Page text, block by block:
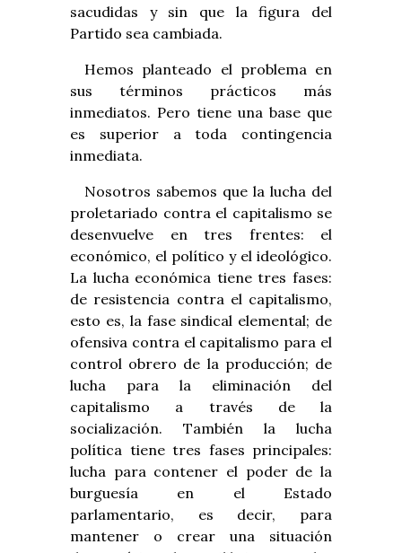
sacudidas y sin que la figura del
Partido sea cambiada.
Hemos planteado el problema en
sus términos prácticos más
inmediatos. Pero tiene una base que
es superior a toda contingencia
inmediata.
Nosotros sabemos que la lucha del
proletariado contra el capitalismo se
desenvuelve en tres frentes: el
económico, el político y el ideológico.
La lucha económica tiene tres fases:
de resistencia contra el capitalismo,
esto es, la fase sindical elemental; de
ofensiva contra el capitalismo para el
control obrero de la producción; de
lucha para la eliminación del
capitalismo a través de la
socialización. También la lucha
política tiene tres fases principales:
lucha para contener el poder de la
burguesía en el Estado
parlamentario, es decir, para
mantener o crear una situación